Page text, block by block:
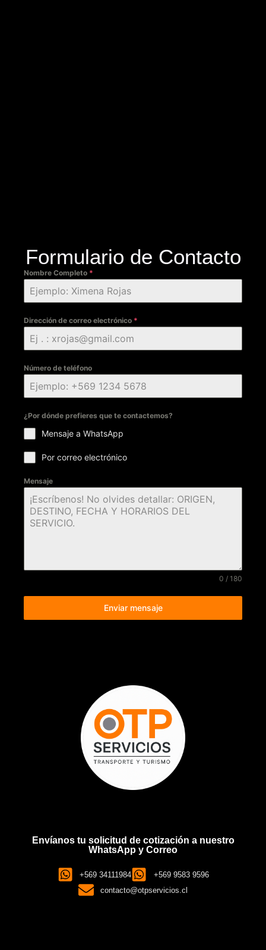
Formulario de Contacto
Nombre Completo *
Dirección de correo electrónico *
Número de teléfono
¿Por dónde prefieres que te contactemos?
Mensaje a WhatsApp
Por correo electrónico
Mensaje
0 / 180
Enviar mensaje
Envíanos tu solicitud de cotización a nuestro
WhatsApp y Correo
+569 34111984
+569 9583 9596
contacto@otpservicios.cl